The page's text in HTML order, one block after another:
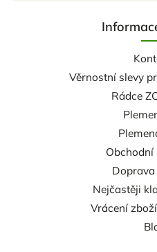
Věrnostní slevy
Rádce
Nejčastěji
Vrácení